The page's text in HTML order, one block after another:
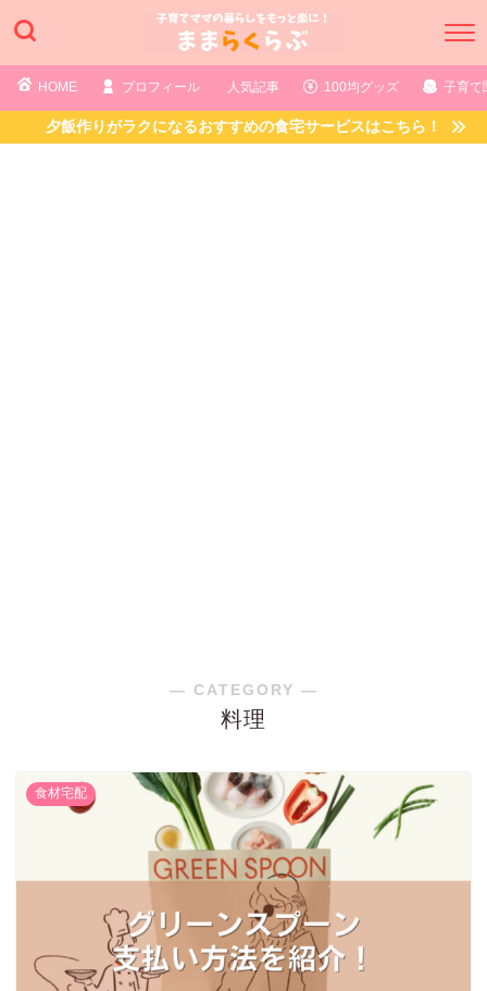
HOME プロフィール 人気記事 100均グッズ 子育て
夕飯作りがラクになるおすすめの食宅サービスはこちら！
― CATEGORY ―
料理
食材宅配